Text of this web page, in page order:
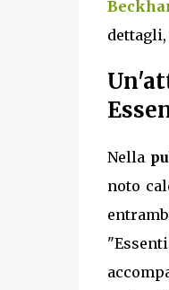
Nella
noto